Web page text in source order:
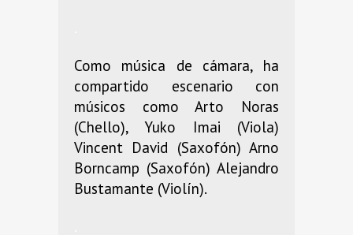
Como música de cámara, ha
compartido escenario con
músicos como Arto Noras
(Chello), Yuko Imai (Viola)
Vincent David (Saxofón) Arno
Borncamp (Saxofón) Alejandro
Bustamante (Violín).